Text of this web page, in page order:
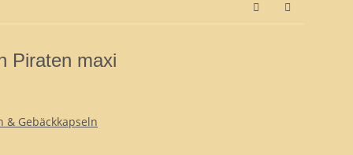
Piraten maxi
& Gebäckkapseln